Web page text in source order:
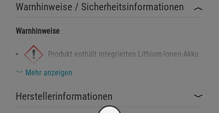
Warnhinweise / Sicherheitsinformationen
Warnhinweise
Produkt enthält integrierten Lithium-Ionen-Akku
– unsachgemäßer Gebrauch kann zu Überhitzung oder
Nicht für Kinder unter 14 Jahren geeignet –
Mehr anzeigen
Herstellerinformationen